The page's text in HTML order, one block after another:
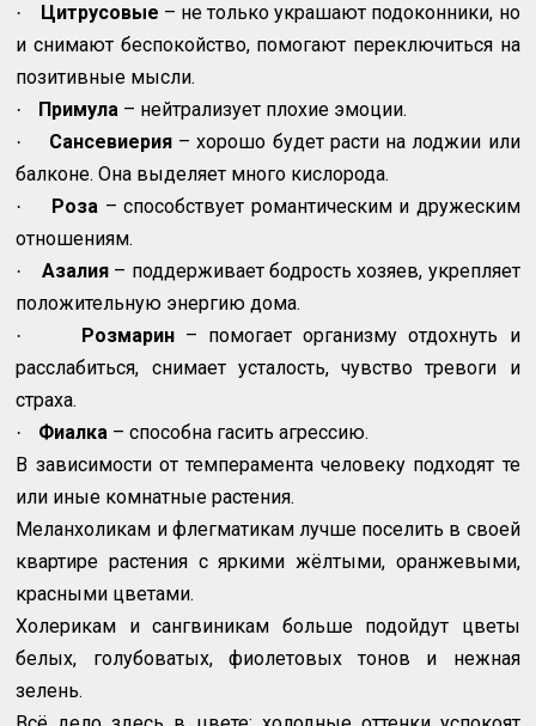
· Цитрусовые – не только украшают подоконники, но
и снимают беспокойство, помогают переключиться на
позитивные мысли.
· Примула – нейтрализует плохие эмоции.
· Сансевиерия – хорошо будет расти на лоджии или
балконе. Она выделяет много кислорода.
· Роза – способствует романтическим и дружеским
отношениям.
· Азалия – поддерживает бодрость хозяев, укрепляет
положительную энергию дома.
· Розмарин – помогает организму отдохнуть и
расслабиться, снимает усталость, чувство тревоги и
страха.
· Фиалка – способна гасить агрессию.
В зависимости от темперамента человеку подходят те
или иные комнатные растения.
Меланхоликам и флегматикам лучше поселить в своей
квартире растения с яркими жёлтыми, оранжевыми,
красными цветами.
Холерикам и сангвиникам больше подойдут цветы
белых, голубоватых, фиолетовых тонов и нежная
зелень.